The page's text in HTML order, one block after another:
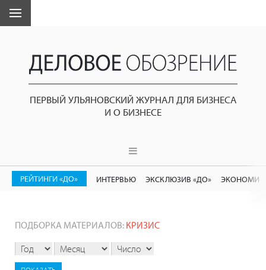
ПЕРВЫЙ УЛЬЯНОВСКИЙ ЖУРНАЛ ДЛЯ БИЗНЕСА
И О БИЗНЕСЕ
РЕЙТИНГИ «ДО» ИНТЕРВЬЮ ЭКСКЛЮЗИВ «ДО»
ПОДБОРКА МАТЕРИАЛОВ: КРИЗИС